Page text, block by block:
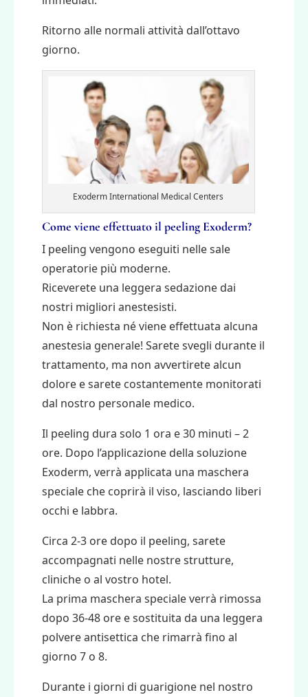
Ritorno alle normali attività dall’ottavo
giorno.
Exoderm International Medical Centers
Come viene effettuato il peeling Exoderm?
I peeling vengono eseguiti nelle sale
operatorie più moderne.
Riceverete una leggera sedazione dai
nostri migliori anestesisti.
Non è richiesta né viene effettuata alcuna
anestesia generale! Sarete svegli durante il
trattamento, ma non avvertirete alcun
dolore e sarete costantemente monitorati
dal nostro personale medico.
Il peeling dura solo 1 ora e 30 minuti – 2
ore. Dopo l’applicazione della soluzione
Exoderm, verrà applicata una maschera
speciale che coprirà il viso, lasciando liberi
occhi e labbra.
Circa 2-3 ore dopo il peeling, sarete
accompagnati nelle nostre strutture,
cliniche o al vostro hotel.
La prima maschera speciale verrà rimossa
dopo 36-48 ore e sostituita da una leggera
polvere antisettica che rimarrà fino al
giorno 7 o 8.
Durante i giorni di guarigione nel nostro